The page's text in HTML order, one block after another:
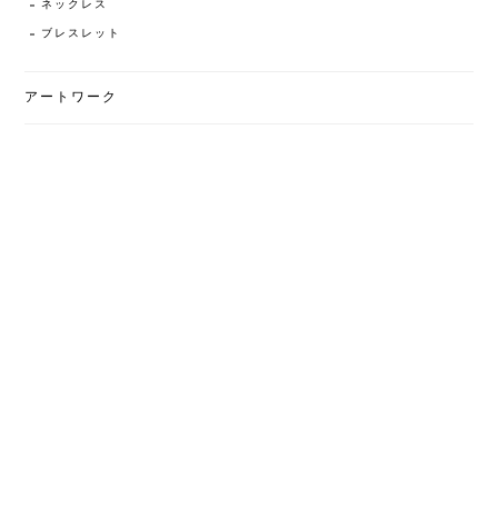
ネックレス
ブレスレット
アートワーク